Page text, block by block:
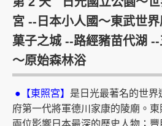
宮 --日本小人國～東武世
菓子之城 --路經豬苗代湖
～原始森林浴
●【東照宮】 是日光最著名的世
府第一代將軍德川家康的陵廟。